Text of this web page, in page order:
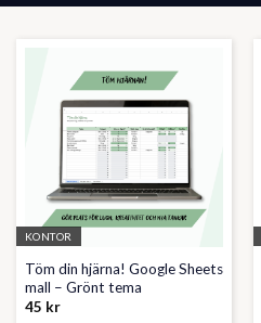
KONTOR
Töm din hjärna! Google Sheets
mall – Grönt tema
45 kr